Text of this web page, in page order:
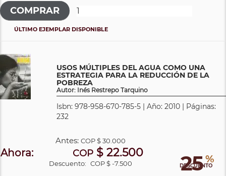
ÚLTIMO EJEMPLAR DISPONIBLE
USOS MÚLTIPLES DEL AGUA COMO UNA
ESTRATEGIA PARA LA REDUCCIÓN DE LA
POBREZA
Autor: Inés Restrepo Tarquino
Isbn: 978-958-670-785-5 | Año: 2010 | Páginas:
232
25 %
DESCUENTO
Antes: COP$ 30.000
Ahora: COP $ 22.500
Descuento: COP $ -7.500